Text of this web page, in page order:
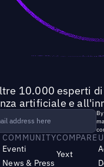
10.000 esperti
artificiale e
COMMUNITY
Eventi
News & Press
COMPARE
Yext